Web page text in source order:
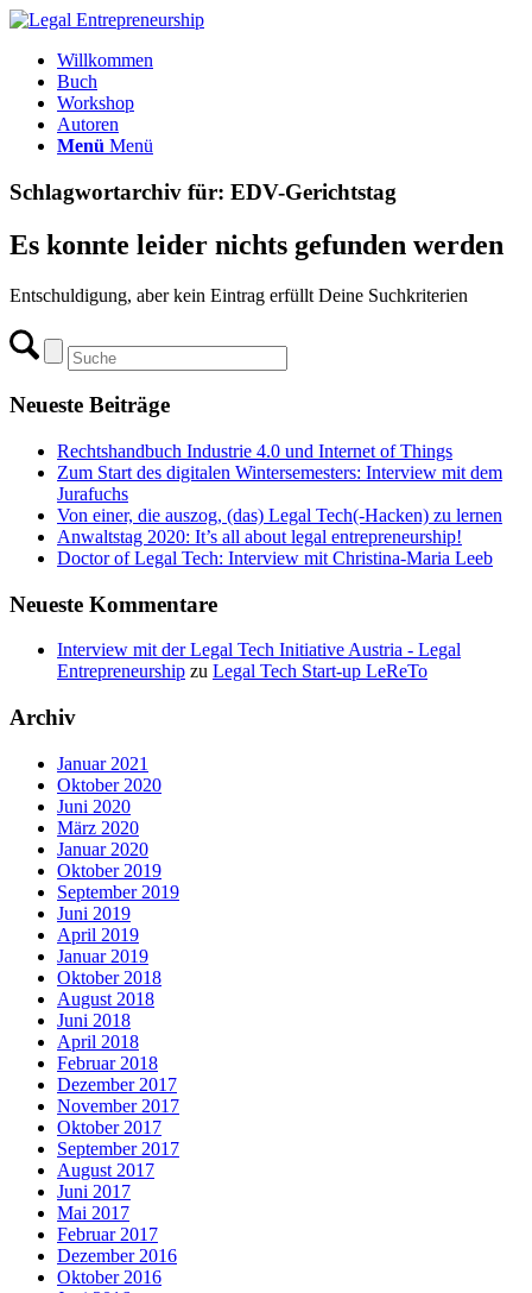
Willkommen
Buch
Workshop
Autoren
Menü Menü
Schlagwortarchiv für: EDV-Gerichtstag
Es konnte leider nichts gefunden werden
Entschuldigung, aber kein Eintrag erfüllt Deine Suchkriterien
Neueste Beiträge
Rechtshandbuch Industrie 4.0 und Internet of Things
Zum Start des digitalen Wintersemesters: Interview mit dem
Jurafuchs
Von einer, die auszog, (das) Legal Tech(-Hacken) zu lernen
Anwaltstag 2020: It’s all about legal entrepreneurship!
Doctor of Legal Tech: Interview mit Christina-Maria Leeb
Neueste Kommentare
Interview mit der Legal Tech Initiative Austria - Legal
Entrepreneurship zu Legal Tech Start-up LeReTo
Archiv
Januar 2021
Oktober 2020
Juni 2020
März 2020
Januar 2020
Oktober 2019
September 2019
Juni 2019
April 2019
Januar 2019
Oktober 2018
August 2018
Juni 2018
April 2018
Februar 2018
Dezember 2017
November 2017
Oktober 2017
September 2017
August 2017
Juni 2017
Mai 2017
Februar 2017
Dezember 2016
Oktober 2016